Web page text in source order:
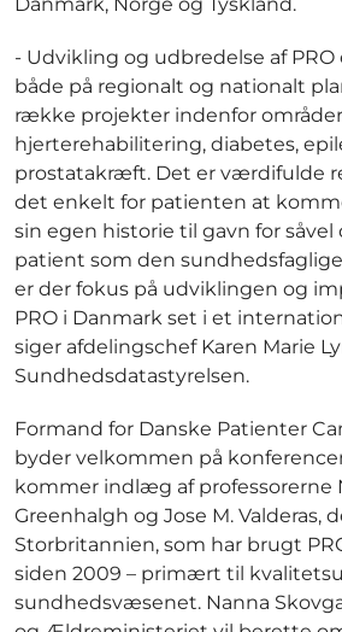
- Udvikling og udbredelse af PRO
både på regionalt og nationalt
række projekter indenfor
hjerterehabilitering, diabetes,
prostatakræft. Det er værdifulde
det enkelt for patienten at
sin egen historie til gavn for
patient som den
er der fokus på udviklingen og
PRO i Danmark set i et
siger afdelingschef Karen Marie
Sundhedsdatastyrelsen.
Formand for Danske Patienter
byder velkommen på
kommer indlæg af professorerne
Greenhalgh og Jose M. Valderas,
Storbritannien, som har brugt
siden 2009 – primært til
sundhedsvæsenet. Nanna